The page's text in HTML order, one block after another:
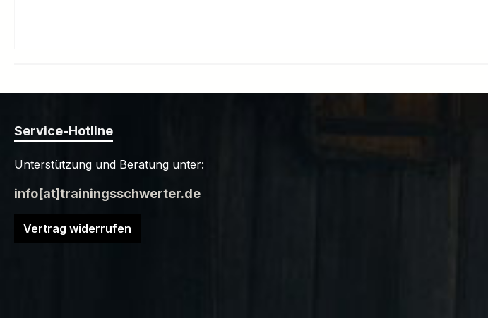
Service-Hotline
Unterstützung und Beratung unter:
info[at]trainingsschwerter.de
Vertrag widerrufen